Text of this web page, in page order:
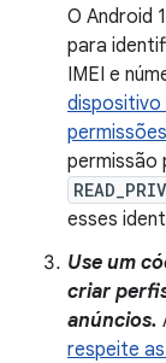
O Android
para
IMEI e
dispositivo
permissão
esses
Use um
criar
anúncios.
respeite